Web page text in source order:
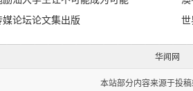
论坛论文集出版
世
华闻网
本站部分内容来源于投